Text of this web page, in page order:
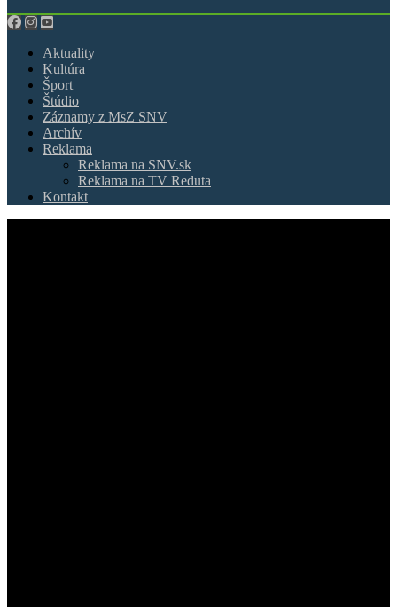
Aktuality
Kultúra
Šport
Štúdio
Záznamy z MsZ SNV
Archív
Reklama
Reklama na SNV.sk
Reklama na TV Reduta
Kontakt